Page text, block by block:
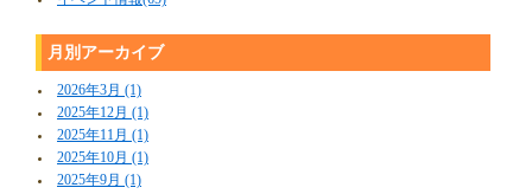
月別アーカイブ
2026年3月 (1)
2025年12月 (1)
2025年11月 (1)
2025年10月 (1)
2025年9月 (1)